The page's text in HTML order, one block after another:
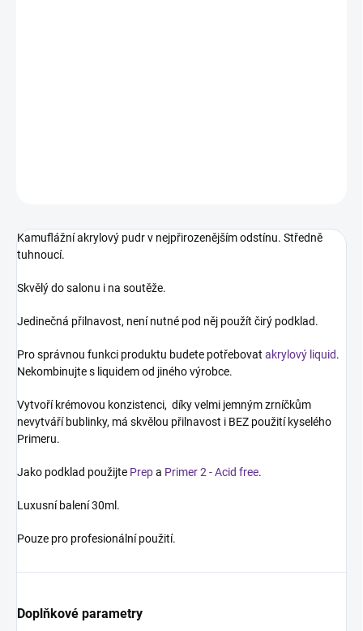
Kamuflážní akrylový pudr v nejpřirozenějším odstínu. Středně
tuhnoucí.
Skvělý do salonu i na soutěže.
Jedinečná přilnavost, není nutné pod něj použít čirý podklad.
Pro správnou funkci produktu budete potřebovat akrylový liquid.
Nekombinujte s liquidem od jiného výrobce.
Vytvoří krémovou konzistenci, díky velmi jemným zrníčkům
nevytváří bublinky, má skvělou přilnavost i BEZ použití kyselého
Primeru.
Jako podklad použijte Prepa Primer 2 - Acid free.
Luxusní balení 30ml.
Pouze pro profesionální použití.
Doplňkové parametry